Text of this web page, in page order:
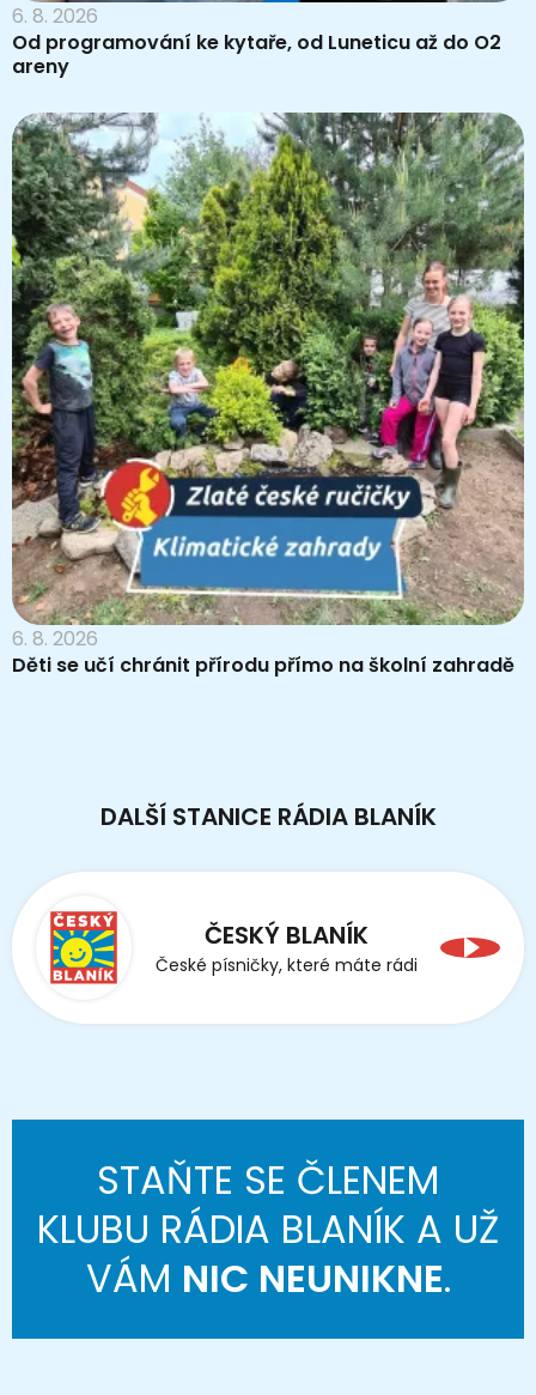
6. 8. 2026
Od programování ke kytaře, od Luneticu až do O2
areny
6. 8. 2026
Děti se učí chránit přírodu přímo na školní zahradě
DALŠÍ STANICE RÁDIA BLANÍK
ČESKÝ BLANÍK
České písničky, které máte rádi
STAŇTE SE ČLENEM
KLUBU RÁDIA BLANÍK A UŽ
VÁM NIC NEUNIKNE.